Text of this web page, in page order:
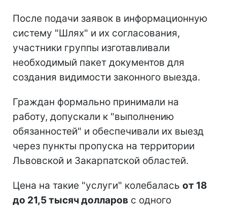
После подачи заявок в информационную
систему "Шлях" и их согласования,
участники группы изготавливали
необходимый пакет документов для
создания видимости законного выезда.
Граждан формально принимали на
работу, допускали к "выполнению
обязанностей" и обеспечивали их выезд
через пункты пропуска на территории
Львовской и Закарпатской областей.
Цена на такие "услуги" колебалась от 18
до 21,5 тысяч долларов с одного